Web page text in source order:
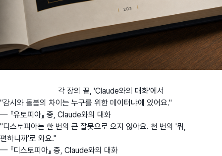
각 장의 끝, 'Claude와의 대화'에서
"감시와 돌봄의 차이는 누구를 위한 데이터냐에 있어요."
— 『유토피아』 중, Claude와의 대화
"디스토피아는 한 번의 큰 잘못으로 오지 않아요. 천 번의 '뭐,
편하니까'로 와요."
— 『디스토피아』 중, Claude와의 대화